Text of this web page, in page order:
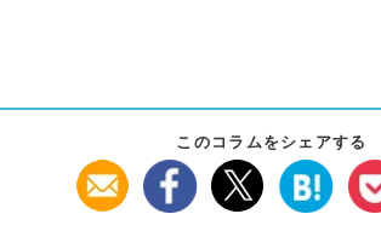
このコラムをシェアする